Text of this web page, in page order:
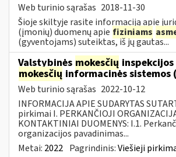
Web turinio sąrašas 2018-11-30
Šioje skiltyje rasite informaciją apie
(įmonių) duomenų apie fiziniams
(gyventojams) suteiktas, iš jų gautas...
Valstybinės mokesčių
mokesčių informacinės sistemos
Web turinio sąrašas 2022-10-12
INFORMACIJA APIE SUDARYTAS
pirkimai I. PERKANČIOJI
KONTAKTINIAI DUOMENYS: I.1.
organizacijos pavadinimas...
Metai: 2022 Pagrindinis:Viešieji